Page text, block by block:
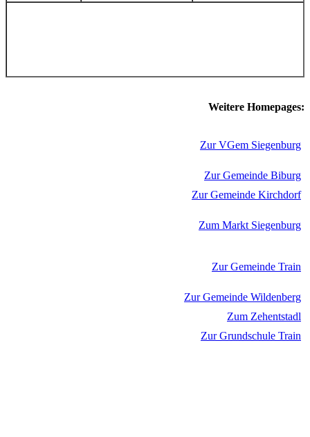
Weitere Homepages:
Zur VGem Siegenburg
Zur Gemeinde Biburg
Zur Gemeinde Kirchdorf
Zum Markt Siegenburg
Zur Gemeinde Train
Zur Gemeinde Wildenberg
Zum Zehentstadl
Zur Grundschule Train